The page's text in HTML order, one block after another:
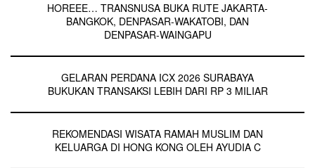
HOREEE… TRANSNUSA BUKA RUTE JAKARTA-
BANGKOK, DENPASAR-WAKATOBI, DAN
DENPASAR-WAINGAPU
GELARAN PERDANA ICX 2026 SURABAYA
BUKUKAN TRANSAKSI LEBIH DARI RP 3 MILIAR
REKOMENDASI WISATA RAMAH MUSLIM DAN
KELUARGA DI HONG KONG OLEH AYUDIA C